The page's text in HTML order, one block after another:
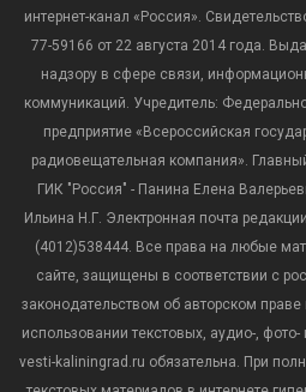
интернет-канал «Россия».
77-59166 от 22 августа 2014 года.
надзору в сфере связи,
коммуникаций. Учредитель:
предприятие «Всероссийская
радиовещательная компания».
ГИК "Россия" - Панина Елена
Ильина Н.Г. Электронная почта
(4012)538444. Все права на любые
сайте, защищены в соответствии с
законодательством об авторском
использовании текстовых, аудио-,
vesti-kaliningrad.ru обязательна. При